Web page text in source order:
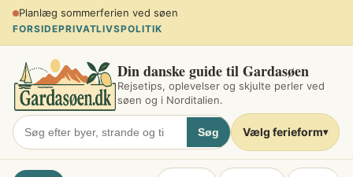
Spring
indhold
Planlæg sommerferien ved søen
FORSIDEPRIVATLIVSPOLITIK
Din danske guide til Gardasøen
Rejsetips, oplevelser og skjulte perler ved
søen og i Norditalien.
Søg Vælg ferieform▾